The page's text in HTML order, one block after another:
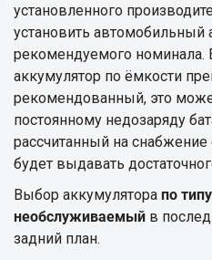
установленного
установить автомобильный
рекомендуемого номинала.
аккумулятор по ёмкости
рекомендованный, это
постоянному недозаряду
рассчитанный на
будет выдавать
Выбор аккумулятора по
необслуживаемый в
задний план.